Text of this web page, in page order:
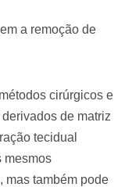
a remoção de
cirúrgicos e
de matriz
tecidual
mesmos
mas também pode